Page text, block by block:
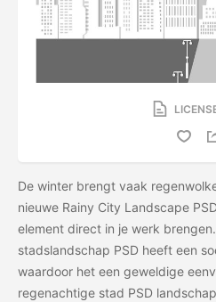
De winter brengt vaak
nieuwe Rainy City Landscape
element direct in je werk
stadslandschap PSD heeft een
waardoor het een geweldige
regenachtige stad PSD